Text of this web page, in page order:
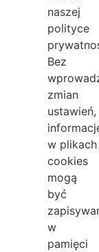
naszej
polityce
Bez
zmian
ustawień,
w plikach
cookies
mogą
być
w
pamięci